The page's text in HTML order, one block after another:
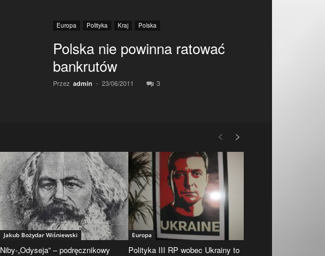
Europa Polityka Kraj Polska
Polska nie powinna ratować
bankrutów
Przez admin - 23/06/2011 3
Jakub Bożydar Wiśniewski
Niby-„Odyseja” – podręcznikowy
Europa
Polityka III RP wobec Ukrainy to